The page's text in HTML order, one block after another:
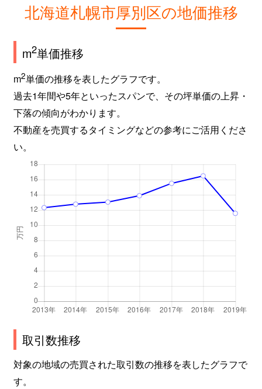
北海道札幌市厚別区の地価推移
m2単価推移
m2単価の推移を表したグラフです。
過去1年間や5年といったスパンで、その坪単価の上昇・
下落の傾向がわかります。
不動産を売買するタイミングなどの参考にご活用くださ
い。
取引数推移
対象の地域の売買された取引数の推移を表したグラフで
す。